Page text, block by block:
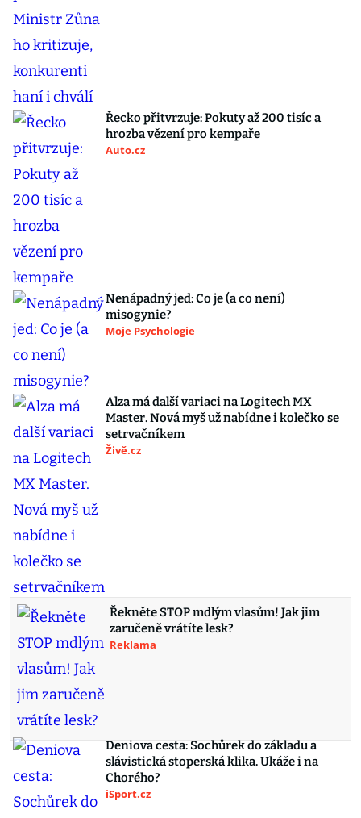
Řecko přitvrzuje: Pokuty až 200 tisíc a
hrozba vězení pro kempaře
Auto.cz
Nenápadný jed: Co je (a co není)
misogynie?
Moje Psychologie
Alza má další variaci na Logitech MX
Master. Nová myš už nabídne i kolečko se
setrvačníkem
Živě.cz
Řekněte STOP mdlým vlasům! Jak jim
zaručeně vrátíte lesk?
Reklama
Deniova cesta: Sochůrek do základu a
slávistická stoperská klika. Ukáže i na
Chorého?
iSport.cz